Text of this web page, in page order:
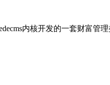
内核开发的一套财富管